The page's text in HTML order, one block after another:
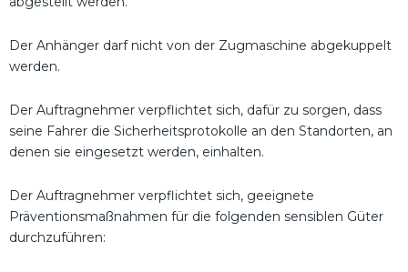
Der Anhänger darf nicht von der Zugmaschine abgekuppelt
werden.
Der Auftragnehmer verpflichtet sich, dafür zu sorgen, dass
seine Fahrer die Sicherheitsprotokolle an den Standorten, an
denen sie eingesetzt werden, einhalten.
Der Auftragnehmer verpflichtet sich, geeignete
Präventionsmaßnahmen für die folgenden sensiblen Güter
durchzuführen: